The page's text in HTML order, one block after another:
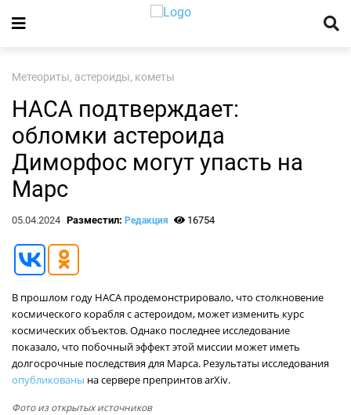
Метеориты, астероиды, кометы
НАСА подтверждает:
обломки астероида
Диморфос могут упасть на
Марс
05.04.2024 Разместил: Редакция 16754
В прошлом году НАСА продемонстрировало, что столкновение
космического корабля с астероидом, может изменить курс
космических объектов. Однако последнее исследование
показало, что побочный эффект этой миссии может иметь
долгосрочные последствия для Марса. Результаты исследования
опубликованы на сервере препринтов arXiv.
Фото из открытых источников